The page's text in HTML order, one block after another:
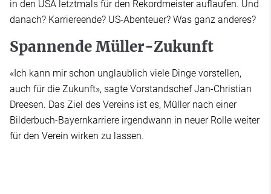
in den USA letztmals für den Rekordmeister auflaufen. Und
danach? Karriereende? US-Abenteuer? Was ganz anderes?
Spannende Müller-Zukunft
«Ich kann mir schon unglaublich viele Dinge vorstellen,
auch für die Zukunft», sagte Vorstandschef Jan-Christian
Dreesen. Das Ziel des Vereins ist es, Müller nach einer
Bilderbuch-Bayernkarriere irgendwann in neuer Rolle weiter
für den Verein wirken zu lassen.